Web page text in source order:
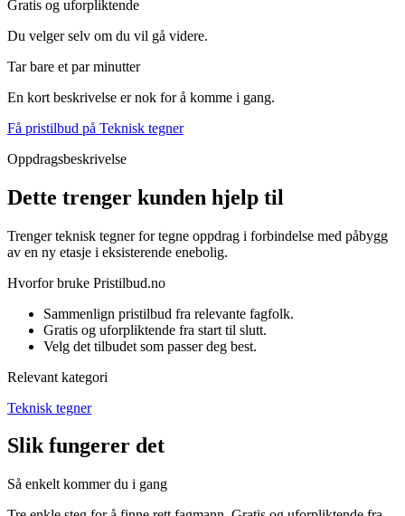
Gratis og uforpliktende
Du velger selv om du vil gå videre.
Tar bare et par minutter
En kort beskrivelse er nok for å komme i gang.
Få pristilbud på Teknisk tegner
Oppdragsbeskrivelse
Dette trenger kunden hjelp til
Trenger teknisk tegner for tegne oppdrag i forbindelse med påbygg
av en ny etasje i eksisterende enebolig.
Hvorfor bruke Pristilbud.no
Sammenlign pristilbud fra relevante fagfolk.
Gratis og uforpliktende fra start til slutt.
Velg det tilbudet som passer deg best.
Relevant kategori
Teknisk tegner
Slik fungerer det
Så enkelt kommer du i gang